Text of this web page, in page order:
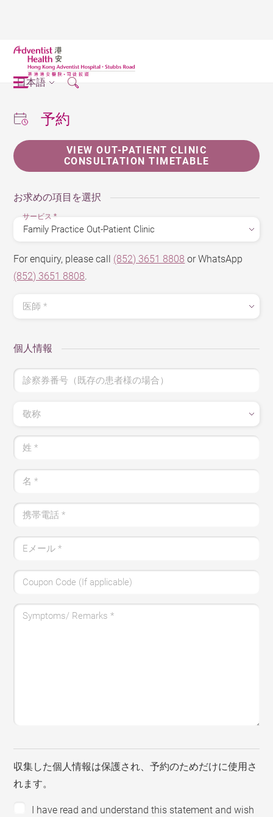
日本語
予約
VIEW OUT-PATIENT CLINIC
CONSULTATION TIMETABLE
お求めの項目を選択
サービス*
For enquiry, please call (852) 3651 8808 or WhatsApp
(852) 3651 8808.
医師*
個人情報
診察券番号（既存の患者様の場合）
敬称
姓*
名*
携帯電話*
Eメール*
Coupon Code (If applicable)
Symptoms/ Remarks*
収集した個人情報は保護され、予約のためだけに使用さ
れます。
I have read and understand this statement and wish